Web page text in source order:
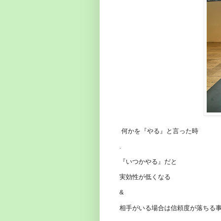
何かを『やる』と言った時
『いつかやる』だと
実効性が低くなる
&
相手がいる場合は信頼度が落ちる